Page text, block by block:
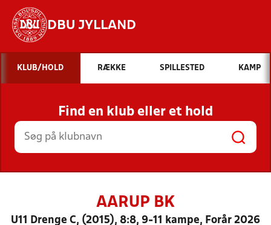
DBU JYLLAND
Hvad vil du søge efter?
INDHOLD OG NYHEDER
STILLINGER, RESULTATER, KLUBBER OG
HOLD
KLUB/HOLD RÆKKE SPILLESTED KAMP
Find en klub eller et hold
AARUP BK
U11 Drenge C, (2015), 8:8, 9-11 kampe, Forår 2026